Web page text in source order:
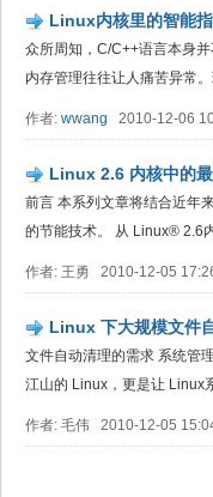
Linux内核里的智能
众所周知，C/C++语言本身
内存管理往往让人痛苦异常
作者: wwang 2010-12-06
Linux 2.6 内核中的
前言 本系列文章将结合近年
的节能技术。 从 Linux® 2.6
作者: 王勇 2010-12-05
Linux 下大规模文件
文件自动清理的需求 系统管
江山的 Linux，更是让 Linux
作者: 毛伟 2010-12-05